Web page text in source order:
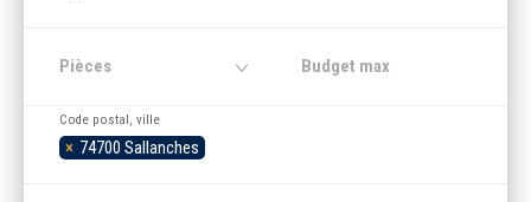
Estimer
Nos agences
Pièces
× 74700 Sallanches
Code postal, ville